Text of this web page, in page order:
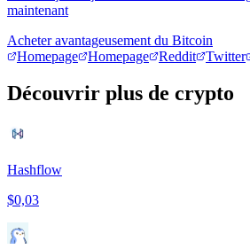
maintenant
Acheter avantageusement du Bitcoin
Homepage
Homepage Reddit Twitter
Découvrir plus de crypto
Hashflow
$0,03